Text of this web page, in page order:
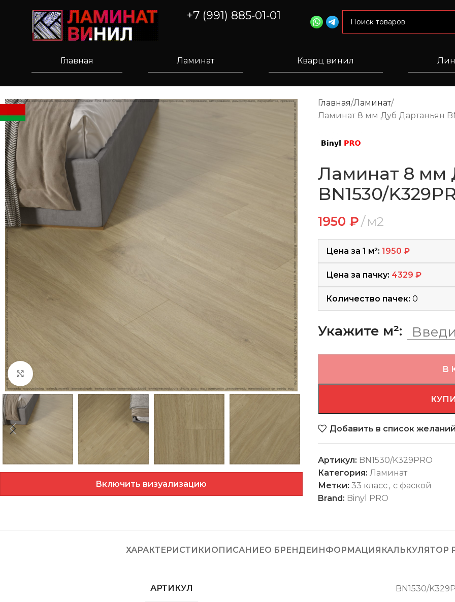
+7 (991) 885‑01‑01
Главная Ламинат Кварц винил
Включить визуализацию
Главная Ламинат
Ламинат 8 мм Дуб Дартаньян
Ламинат 8 мм
BN1530/
1950 ₽ м2
Цена за 1 м²: 1950 ₽
Цена за пачку: 4329 ₽
Количество пачек: 0
Укажите м²:
В
Добавить в список желаний
Артикул: BN1530/K329PRO
Категория: Ламинат
Метки: 33 класс, с фаской
Brand: Binyl PRO
ХАРАКТЕРИСТИКИ ОПИСАНИЕО БРЕНДЕ ИНФОРМАЦИЯ КАЛЬКУЛЯТОР
АРТИКУЛ BN1530/